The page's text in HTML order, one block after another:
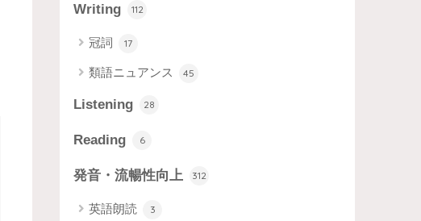
Writing 112
冠詞 17
類語ニュアンス 45
Listening 28
Reading 6
発音・流暢性向上 312
英語朗読 3